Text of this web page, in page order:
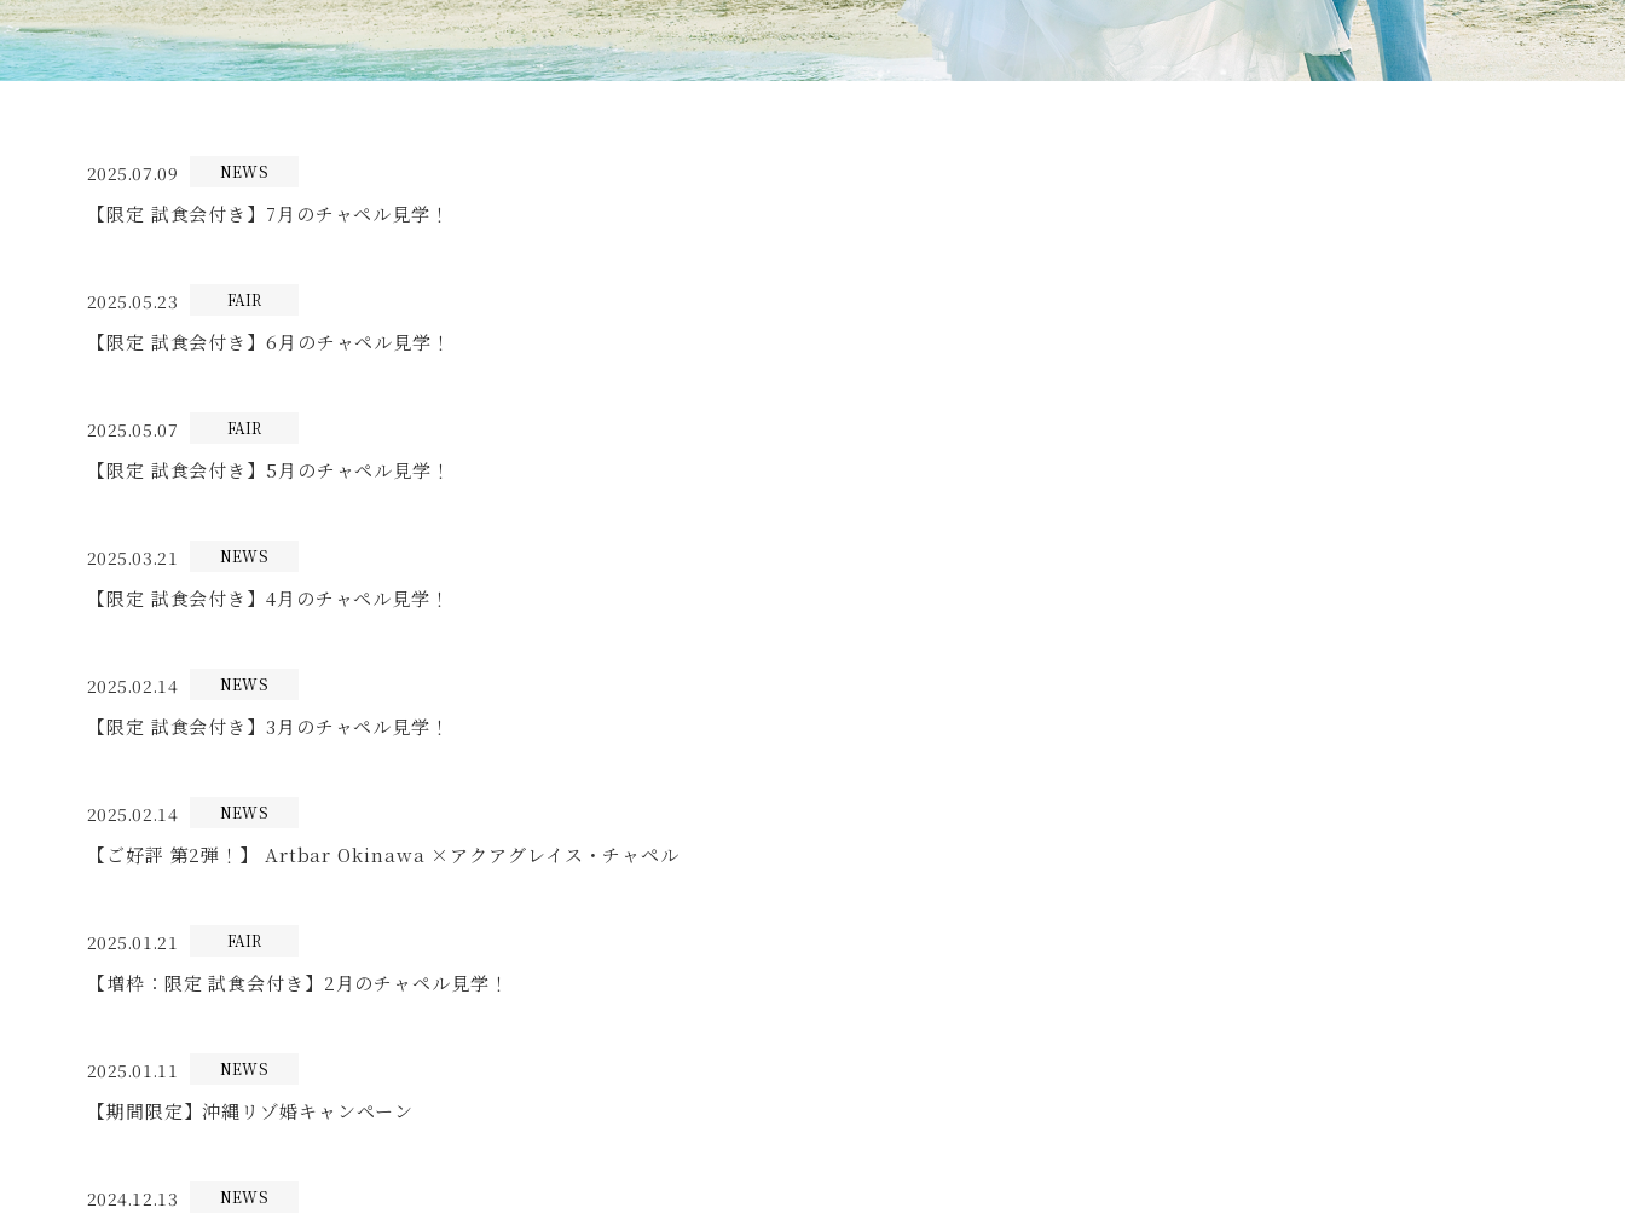
2025.07.09 NEWS
【限定 試食会付き】7月のチャペル見学！
2025.05.23 FAIR
【限定 試食会付き】6月のチャペル見学！
2025.05.07 FAIR
【限定 試食会付き】5月のチャペル見学！
2025.03.21 NEWS
【限定 試食会付き】4月のチャペル見学！
2025.02.14 NEWS
【限定 試食会付き】3月のチャペル見学！
2025.02.14 NEWS
【ご好評 第2弾！】 Artbar Okinawa ×アクアグレイス・チャペル
2025.01.21 FAIR
【増枠：限定 試食会付き】2月のチャペル見学！
2025.01.11 NEWS
【期間限定】沖縄リゾ婚キャンペーン
2024.12.13 NEWS